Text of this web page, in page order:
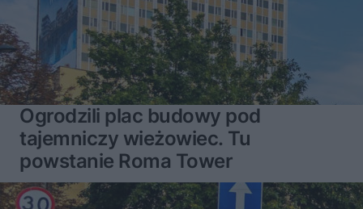
Ogrodzili plac budowy pod
tajemniczy wieżowiec. Tu
powstanie Roma Tower